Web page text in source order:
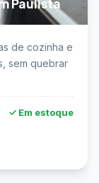
de cozinha e
sem quebrar
✓ Em estoque